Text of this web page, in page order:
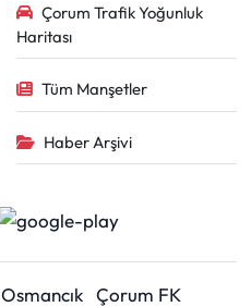
Çorum Trafik Yoğunluk
Haritası
Tüm Manşetler
Haber Arşivi
Osmancık Çorum FK